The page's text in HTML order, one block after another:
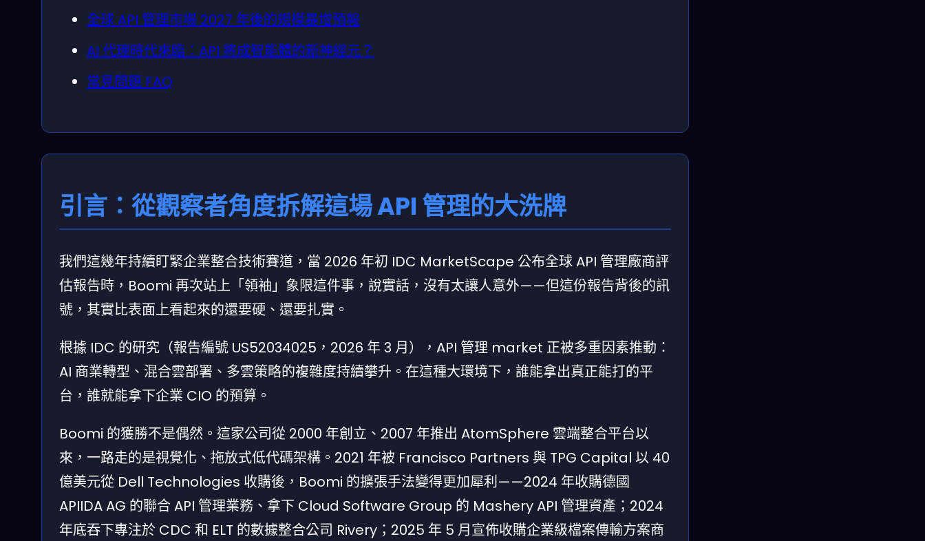
全球 API 管理市場 2027 年後的規模暴增預報
AI 代理時代來臨：API 將成智能體的新神經元？
常見問題 FAQ
引言：從觀察者角度拆解這場 API 管理的大洗牌
我們這幾年持續盯緊企業整合技術賽道，當 2026 年初 IDC MarketScape 公布全球 API 管理廠商評
估報告時，Boomi 再次站上「領袖」象限這件事，說實話，沒有太讓人意外——但這份報告背後的訊
號，其實比表面上看起來的還要硬、還要扎實。
根據 IDC 的研究（報告編號 US52034025，2026 年 3 月），API 管理 market 正被多重因素推動：
AI 商業轉型、混合雲部署、多雲策略的複雜度持續攀升。在這種大環境下，誰能拿出真正能打的平
台，誰就能拿下企業 CIO 的預算。
Boomi 的獲勝不是偶然。這家公司從 2000 年創立、2007 年推出 AtomSphere 雲端整合平台以
來，一路走的是視覺化、拖放式低代碼架構。2021 年被 Francisco Partners 與 TPG Capital 以 40
億美元從 Dell Technologies 收購後，Boomi 的擴張手法變得更加犀利——2024 年收購德國
APIIDA AG 的聯合 API 管理業務、拿下 Cloud Software Group 的 Mashery API 管理資產；2024
年底吞下專注於 CDC 和 ELT 的數據整合公司 Rivery；2025 年 5 月宣佈收購企業級檔案傳輸方案商